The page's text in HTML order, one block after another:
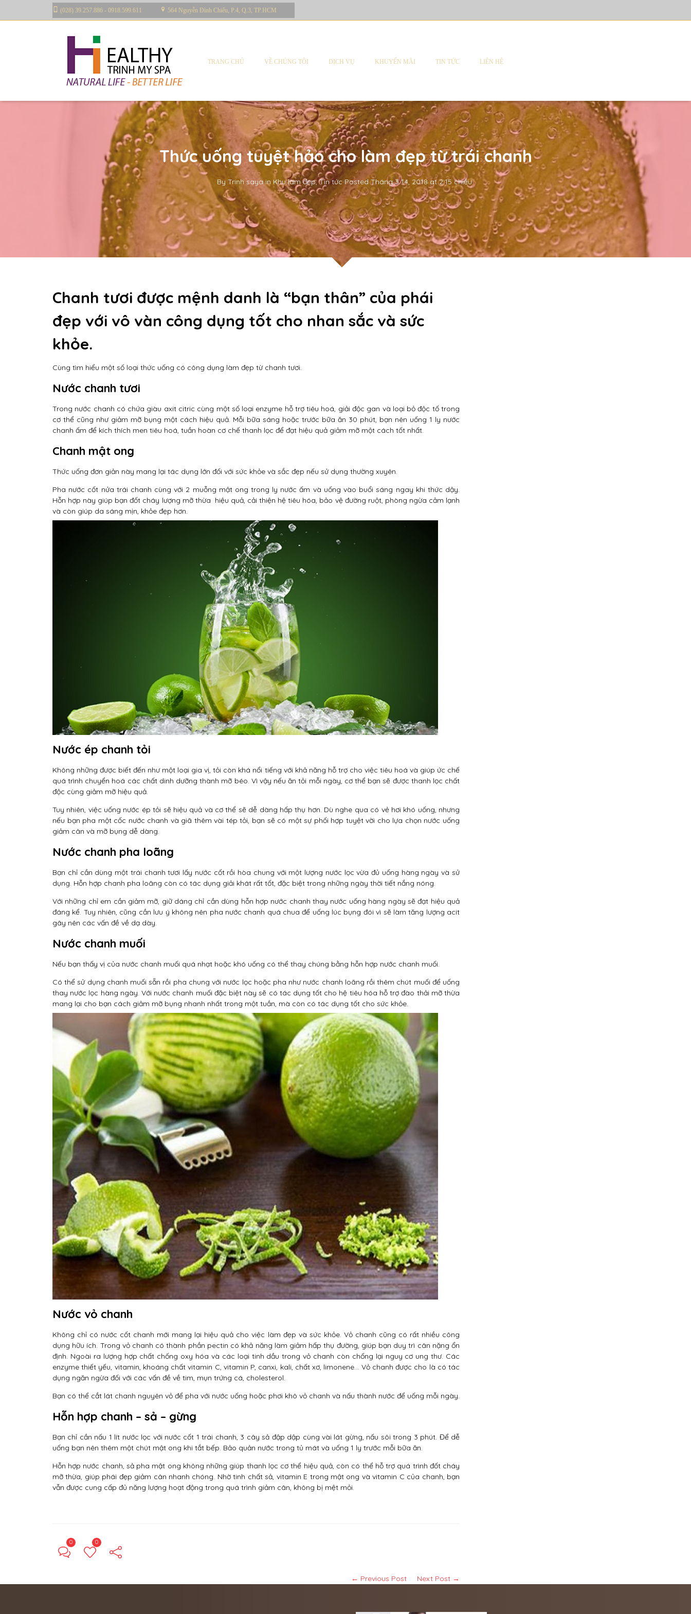
(028) 39.257.886 - 0918.599.611 564 Nguyễn Đình Chiểu, P.4, Q.3, TP.HCM
TRANG CHỦ VỀ CHÚNG TÔI DỊCH VỤ KHUYẾN MÃI TIN TỨC LIÊN HỆ
Thức uống tuyệt hảo cho làm đẹp từ trái chanh
By Trinh saya in Khu làm đẹp,Tin tức Posted Tháng 3 14, 2018 at 2:15 chiều
Chanh tươi được mệnh danh là “bạn thân” của phái
đẹp với vô vàn công dụng tốt cho nhan sắc và sức
khỏe.
Cùng tìm hiểu một số loại thức uống có công dụng làm đẹp từ chanh tươi.
Nước chanh tươi
Trong nước chanh có chứa giàu axit citric cùng một số loại enzyme hỗ trợ tiêu hoá, giải độc gan và loại bỏ độc tố trong
cơ thể cũng như giảm mỡ bụng một cách hiệu quả. Mỗi bữa sáng hoặc trước bữa ăn 30 phút, bạn nên uống 1 ly nước
chanh ấm để kích thích men tiêu hoá, tuần hoàn cơ chế thanh lọc để đạt hiệu quả giảm mỡ một cách tốt nhất.
Chanh mật ong
Thức uống đơn giản này mang lại tác dụng lớn đối với sức khỏe và sắc đẹp nếu sử dụng thường xuyên.
Pha nước cốt nửa trái chanh cùng với 2 muỗng mật ong trong ly nước ấm và uống vào buổi sáng ngay khi thức dậy.
Hỗn hợp này giúp bạn đốt cháy lượng mỡ thừa hiệu quả, cải thiện hệ tiêu hóa, bảo vệ đường ruột, phòng ngừa cảm lạnh
và còn giúp da sáng mịn, khỏe đẹp hơn.
Nước ép chanh tỏi
Không những được biết đến như một loại gia vị, tỏi còn khá nổi tiếng với khả năng hỗ trợ cho việc tiêu hoá và giúp ức chế
quá trình chuyển hoá các chất dinh dưỡng thành mỡ béo. Vì vậy nếu ăn tỏi mỗi ngày, cơ thể bạn sẽ được thanh lọc chất
độc cùng giảm mỡ hiệu quả.
Tuy nhiên, việc uống nước ép tỏi sẽ hiệu quả và cơ thể sẽ dễ dàng hấp thụ hơn. Dù nghe qua có vẻ hơi khó uống, nhưng
nếu bạn pha một cốc nước chanh và giã thêm vài tép tỏi, bạn sẽ có một sự phối hợp tuyệt vời cho lựa chọn nước uống
giảm cân và mỡ bụng dễ dàng.
Nước chanh pha loãng
Bạn chỉ cần dùng một trái chanh tươi lấy nước cốt rồi hòa chung với một lượng nước lọc vừa đủ uống hàng ngày và sử
dụng. Hỗn hợp chanh pha loãng còn có tác dụng giải khát rất tốt, đặc biệt trong những ngày thời tiết nắng nóng.
Với những chỉ em cần giảm mỡ, giữ dáng chỉ cần dùng hỗn hợp nước chanh thay nước uống hàng ngày sẽ đạt hiệu quả
đáng kể. Tuy nhiên, cũng cần lưu ý không nên pha nước chanh quá chua để uống lúc bụng đói vì sẽ làm tăng lượng acit
gây nên các vấn đề về dạ dày.
Nước chanh muối
Nếu bạn thấy vị của nước chanh muối quá nhạt hoặc khó uống có thể thay chúng bằng hỗn hợp nước chanh muối.
Có thể sử dụng chanh muối sẵn rồi pha chung với nước lọc hoặc pha như nước chanh loãng rồi thêm chút muối để uống
thay nước lọc hàng ngày. Với nước chanh muối đặc biệt này sẽ có tác dụng tốt cho hệ tiêu hóa hỗ trợ đào thải mỡ thừa
mang lại cho bạn cách giảm mỡ bụng nhanh nhất trong một tuần, mà còn có tác dụng tốt cho sức khỏe.
Nước vỏ chanh
Không chỉ có nước cốt chanh mới mang lại hiệu quả cho việc làm đẹp và sức khỏe. Vỏ chanh cũng có rất nhiều công
dụng hữu ích. Trong vỏ chanh có thành phần pectin có khả năng làm giảm hấp thụ đường, giúp bạn duy trì cân nặng ổn
định. Ngoài ra lượng hợp chất chống oxy hóa và các loại tinh dầu trong vỏ chanh còn chống lại nguy cơ ung thư. Các
enzyme thiết yếu, vitamin, khoáng chất vitamin C, vitamin P, canxi, kali, chất xơ, limonene… Vỏ chanh được cho là có tác
dụng ngăn ngừa đối với các vấn đề về tim, mụn trứng cá, cholesterol.
Bạn có thể cắt lát chanh nguyên vỏ để pha với nước uống hoặc phơi khô vỏ chanh và nấu thành nước để uống mỗi ngày.
Hỗn hợp chanh – sả – gừng
Bạn chỉ cần nấu 1 lít nước lọc với nước cốt 1 trái chanh, 3 cây sả đập dập cùng vài lát gừng, nấu sôi trong 3 phút. Để dễ
uống bạn nên thêm một chút mật ong khi tắt bếp. Bảo quản nước trong tủ mát và uống 1 ly trước mỗi bữa ăn.
Hỗn hợp nước chanh, sả pha mật ong không những giúp thanh lọc cơ thể hiệu quả, còn có thể hỗ trợ quá trình đốt cháy
mỡ thừa, giúp phái đẹp giảm cân nhanh chóng. Nhờ tinh chất sả, vitamin E trong mật ong và vitamin C của chanh, bạn
vẫn được cung cấp đủ năng lượng hoạt động trong quá trình giảm cân, không bị mệt mỏi.
0 0
← Previous Post Next Post →